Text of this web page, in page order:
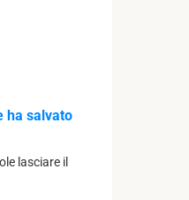
ha salvato
lasciare il